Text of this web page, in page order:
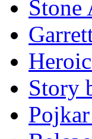
Stone
Story